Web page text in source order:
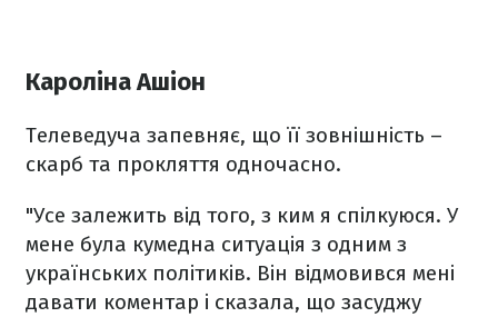
Кароліна Ашіон
Телеведуча запевняє, що її зовнішність –
скарб та прокляття одночасно.
"Усе залежить від того, з ким я спілкуюся. У
мене була кумедна ситуація з одним з
українських політиків. Він відмовився мені
давати коментар і сказала, що засуджу